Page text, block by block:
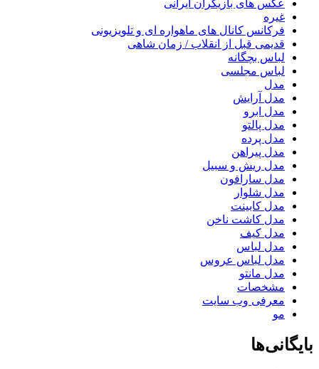
عکس های بازیگران ایرانی
غیره
فرکانس کانال های ماهواره ای و تلویزیونی
قدیمی قبل از انقلاب / زمان شاهی
لباس بچگانه
لباس مجلسی
مدل
مدل آرایش
مدل ابرو
مدل پالتو
مدل پرده
مدل پیراهن
مدل ریش و سبیل
مدل سارافون
مدل شلوار
مدل کابینت
مدل کاشت ناخن
مدل کیف
مدل لباس
مدل لباس عروس
مدل مانتو
مشخصات
معرفی وب سایت
مو
بایگانی‌ها